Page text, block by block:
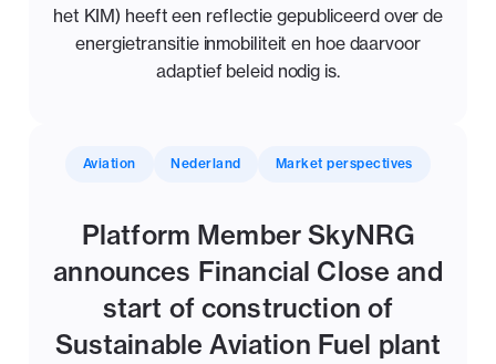
het KIM) heeft een reflectie gepubliceerd over de
energietransitie inmobiliteit en hoe daarvoor
adaptief beleid nodig is.
Aviation Nederland Market perspectives
Platform Member SkyNRG
announces Financial Close and
start of construction of
Sustainable Aviation Fuel plant